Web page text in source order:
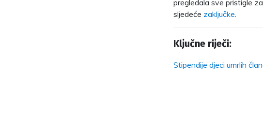
pregledala sve pristigle
sljedeće zaključke.
Ključne riječi:
Stipendije djeci umrlih